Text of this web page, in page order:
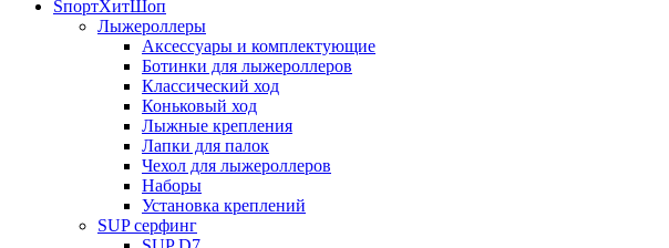
SпортХитШоп
Лыжероллеры
Аксессуары и комплектующие
Ботинки для лыжероллеров
Классический ход
Коньковый ход
Лыжные крепления
Лапки для палок
Чехол для лыжероллеров
Наборы
Установка креплений
SUP серфинг